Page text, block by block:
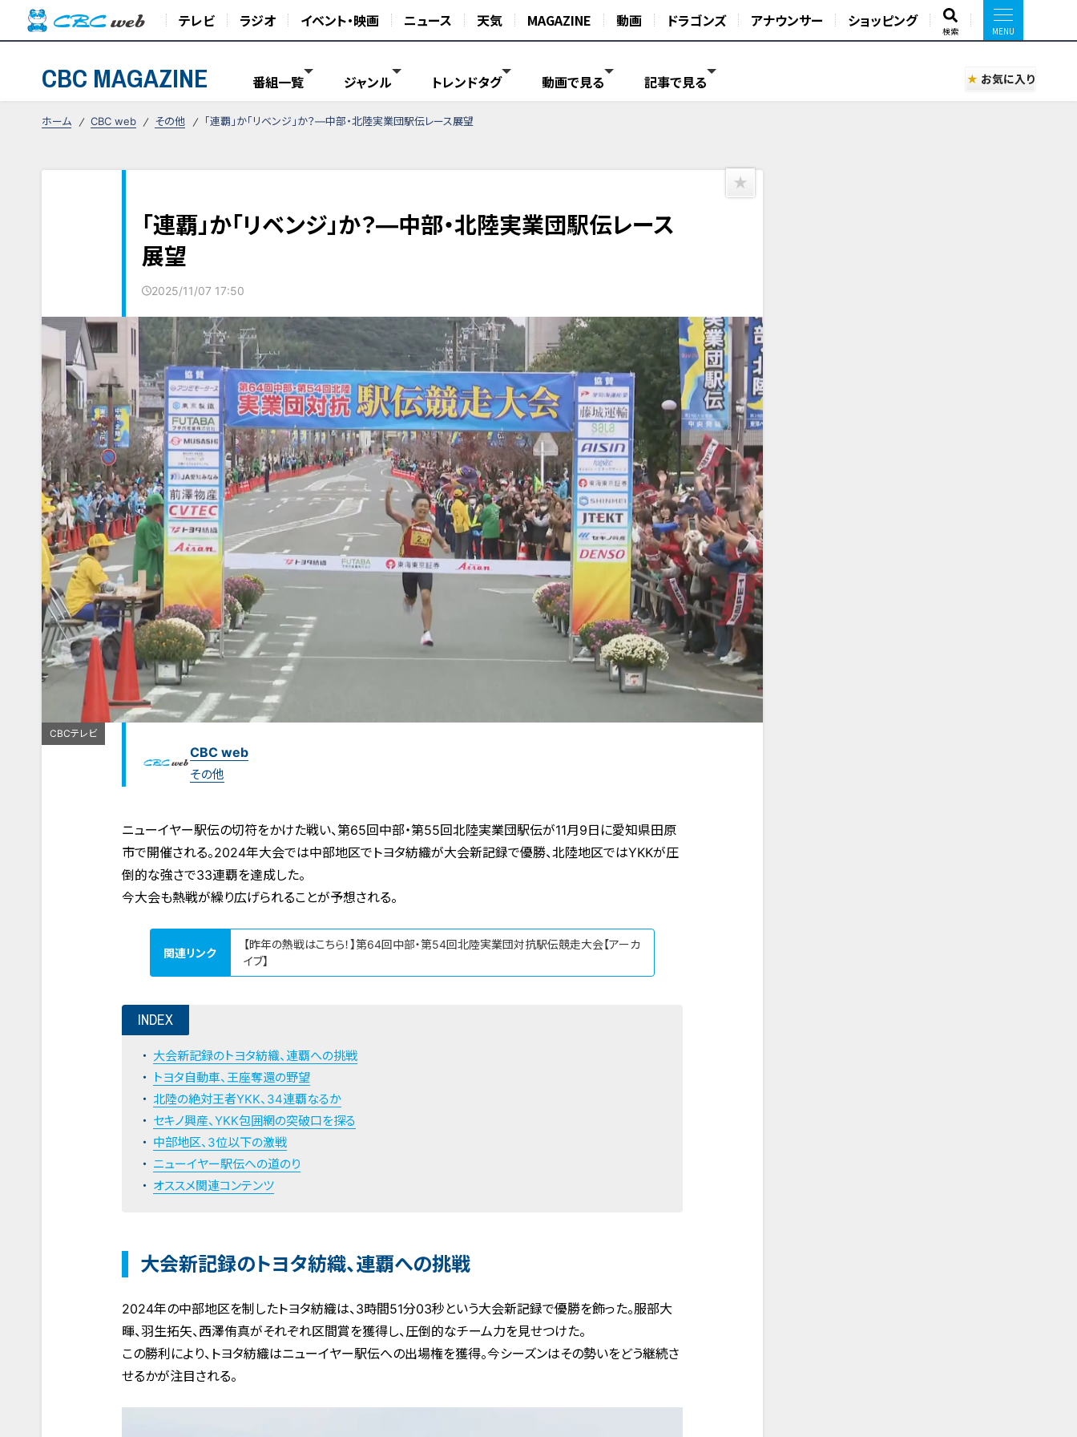
テレビ ラジオ イベント・映画 ニュース 天気 MAGAZINE 動画 ドラゴンズ アナウンサー ショッピング
検索
CBC MAGAZINE 番組一覧 ジャンル トレンドタグ 動画で見る 記事で見る お気に入り
ホーム CBC web その他 「連覇」か「リベンジ」か？―中部・北陸実業団駅伝レース展望
「連覇」か「リベンジ」か？―中部・北陸実業団駅伝レース
展望
2025/11/07 17:50
CBCテレビ
CBC web
その他
ニューイヤー駅伝の切符をかけた戦い、第65回中部・第55回北陸実業団駅伝が11月9日に愛知県田原
市で開催される。2024年大会では中部地区でトヨタ紡織が大会新記録で優勝、北陸地区ではYKKが圧
倒的な強さで33連覇を達成した。
今大会も熱戦が繰り広げられることが予想される。
関連リンク
【昨年の熱戦はこちら！】第64回中部・第54回北陸実業団対抗駅伝競走大会【アーカ
イブ】
INDEX
大会新記録のトヨタ紡織、連覇への挑戦
トヨタ自動車、王座奪還の野望
北陸の絶対王者YKK、34連覇なるか
セキノ興産、YKK包囲網の突破口を探る
中部地区、3位以下の激戦
ニューイヤー駅伝への道のり
オススメ関連コンテンツ
大会新記録のトヨタ紡織、連覇への挑戦
2024年の中部地区を制したトヨタ紡織は、3時間51分03秒という大会新記録で優勝を飾った。服部大
暉、羽生拓矢、西澤侑真がそれぞれ区間賞を獲得し、圧倒的なチーム力を見せつけた。
この勝利により、トヨタ紡織はニューイヤー駅伝への出場権を獲得。今シーズンはその勢いをどう継続さ
せるかが注目される。